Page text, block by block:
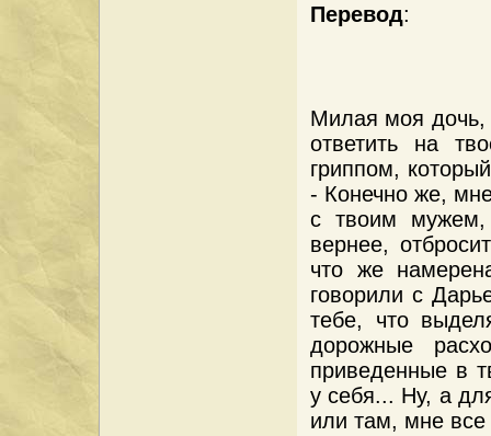
Перевод:
Милая моя дочь,
ответить на
гриппом,
- Конечно же,
с твоим
вернее,
что же
говорили с
тебе, что
дорожные
приведенные в
у себя... Ну, а
или там, мне